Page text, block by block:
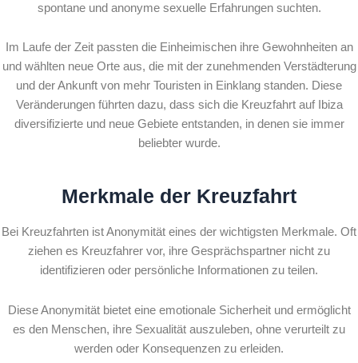
spontane und anonyme sexuelle Erfahrungen suchten.
Im Laufe der Zeit passten die Einheimischen ihre Gewohnheiten an
und wählten neue Orte aus, die mit der zunehmenden Verstädterung
und der Ankunft von mehr Touristen in Einklang standen. Diese
Veränderungen führten dazu, dass sich die Kreuzfahrt auf Ibiza
diversifizierte und neue Gebiete entstanden, in denen sie immer
beliebter wurde.
Merkmale der Kreuzfahrt
Bei Kreuzfahrten ist Anonymität eines der wichtigsten Merkmale. Oft
ziehen es Kreuzfahrer vor, ihre Gesprächspartner nicht zu
identifizieren oder persönliche Informationen zu teilen.
Diese Anonymität bietet eine emotionale Sicherheit und ermöglicht
es den Menschen, ihre Sexualität auszuleben, ohne verurteilt zu
werden oder Konsequenzen zu erleiden.